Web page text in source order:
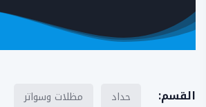
القسم: حداد مظلات وسواتر